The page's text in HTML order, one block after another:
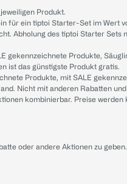
Produkt.
für ein tiptoi Starter-Set im
Abholung des tiptoi Starter
gekennzeichnete Produkte,
ist das günstigste Produkt gratis.
Produkte, mit SALE
Nicht mit anderen Rabatten
kombinierbar. Preise
oder andere Aktionen zu